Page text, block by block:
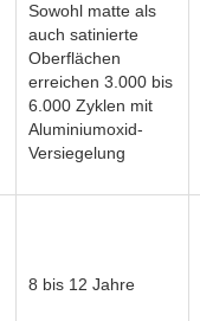
Sowohl matte als
auch satinierte
Oberflächen
erreichen 3.000 bis
6.000 Zyklen mit
Aluminiumoxid-
Versiegelung
8 bis 12 Jahre